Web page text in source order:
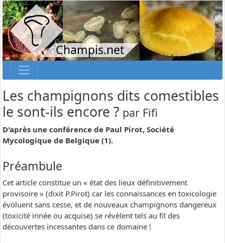
Champis.net
Les champignons dits comestibles
le sont-ils encore ? par Fifi
D'après une conférence de Paul Pirot, Société
Mycologique de Belgique (1).
Préambule
Cet article constitue un « état des lieux définitivement
provisoire » (dixit P.Pirot) car les connaissances en toxicologie
évoluent sans cesse, et de nouveaux champignons dangereux
(toxicité innée ou acquise) se révèlent tels au fil des
découvertes incessantes dans ce domaine !